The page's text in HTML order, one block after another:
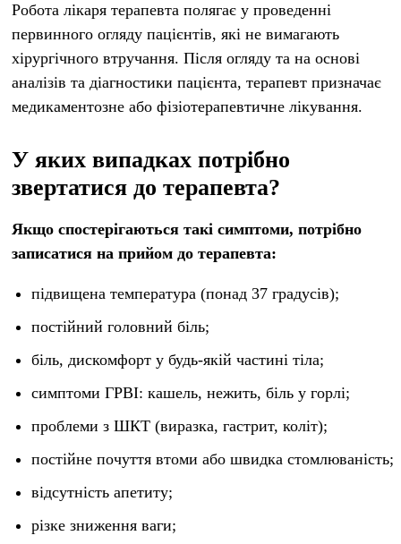
Робота лікаря терапевта полягає у проведенні
первинного огляду пацієнтів, які не вимагають
хірургічного втручання. Після огляду та на основі
аналізів та діагностики пацієнта, терапевт призначає
медикаментозне або фізіотерапевтичне лікування.
У яких випадках потрібно
звертатися до терапевта?
Якщо спостерігаються такі симптоми, потрібно
записатися на прийом до терапевта:
підвищена температура (понад 37 градусів);
постійний головний біль;
біль, дискомфорт у будь-якій частині тіла;
симптоми ГРВІ: кашель, нежить, біль у горлі;
проблеми з ШКТ (виразка, гастрит, коліт);
постійне почуття втоми або швидка стомлюваність;
відсутність апетиту;
різке зниження ваги;